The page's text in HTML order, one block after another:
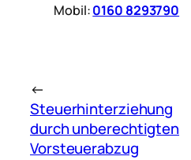
Mobil:0160 8293790
←
Steuerhinterziehung
durch unberechtigten
Vorsteuerabzug